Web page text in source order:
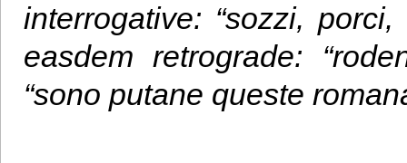
interrogative: “sozzi,
easdem retrograde:
“sono putane queste